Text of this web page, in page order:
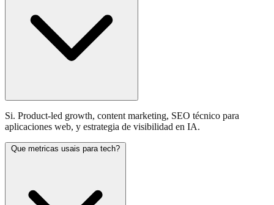
Si. Product-led growth, content marketing, SEO técnico para
aplicaciones web, y estrategia de visibilidad en IA.
Que metricas usais para tech?